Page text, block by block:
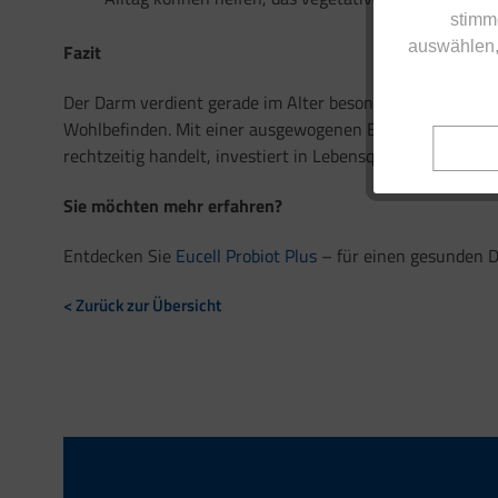
Fazit
Der Darm verdient gerade im Alter besondere
Wohlbefinden. Mit einer ausgewogenen Ernährung,
rechtzeitig handelt, investiert in Lebensqualität – und
Sie möchten mehr erfahren?
Entdecken Sie Eucell Probiot Plus – für einen gesunden
< Zurück zur Übersicht